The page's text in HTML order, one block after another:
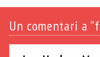
Un comentari a